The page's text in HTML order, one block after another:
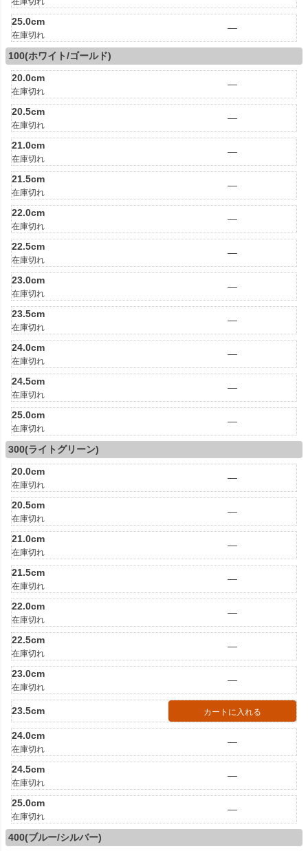
25.0cm
在庫切れ
—
100(ホワイト/ゴールド)
20.0cm
在庫切れ
—
20.5cm
在庫切れ
—
21.0cm
在庫切れ
—
21.5cm
在庫切れ
—
22.0cm
在庫切れ
—
22.5cm
在庫切れ
—
23.0cm
在庫切れ
—
23.5cm
在庫切れ
—
24.0cm
在庫切れ
—
24.5cm
在庫切れ
—
25.0cm
在庫切れ
—
300(ライトグリーン)
20.0cm
在庫切れ
—
20.5cm
在庫切れ
—
21.0cm
在庫切れ
—
21.5cm
在庫切れ
—
22.0cm
在庫切れ
—
22.5cm
在庫切れ
—
23.0cm
在庫切れ
—
23.5cm カートに入れる
24.0cm
在庫切れ
—
24.5cm
在庫切れ
—
25.0cm
在庫切れ
—
400(ブルー/シルバー)